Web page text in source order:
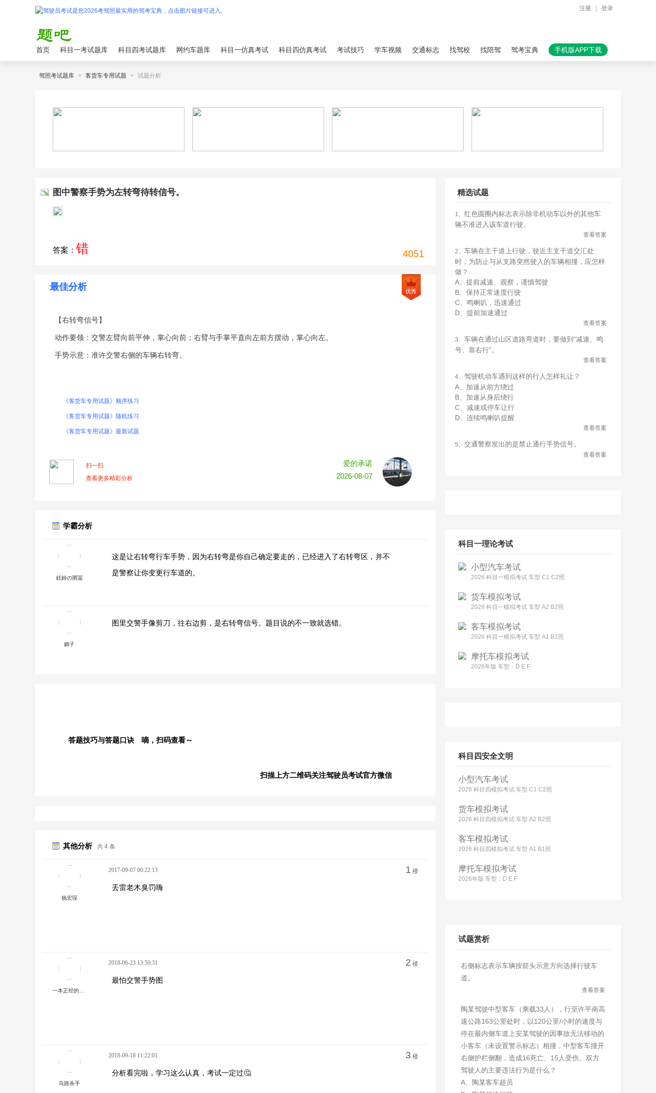
注册 登录
首页 科目一考试题库 科目四考试题库 网约车题库 科目一仿真考试 科目四仿真考试 考试技巧 学车视频 交通标志 找驾校 找陪驾 驾考宝典 手机版APP下载
驾照考试题库 > 客货车专用试题 > 试题分析
图中警察手势为左转弯待转信号。
答案： 错 4051
最佳分析
【右转弯信号】
动作要领：交警左臂向前平伸，掌心向前；右臂与手掌平直向左前方摆动，掌心向左。
手势示意：准许交警右侧的车辆右转弯。
《客货车专用试题》顺序练习
《客货车专用试题》随机练习
《客货车专用试题》最新试题
扫一扫
查看更多精彩分析
爱的承诺
2026-08-07
学霸分析
銩鋽の圉冨
这是让右转弯行车手势，因为右转弯是你自己确定要走的，已经进入了右转弯区，并不
是警察让你变更行车道的。
媚子
图里交警手像剪刀，往右边剪，是右转弯信号。题目说的不一致就选错。
答题技巧与答题口诀 嘀，扫码查看～
扫描上方二维码关注驾驶员考试官方微信
其他分析 共 4 条
杨宏琛
2017-09-07 00:22:13 1 楼
丢雷老木臭罚嗨
2018-06-23 13:50:31 2 楼
最怕交警手势图
马路杀手
2018-09-18 11:22:01 3 楼
分析看完啦，学习这么认真，考试一定过🤔
精选试题
1、 红色圆圈内标志表示除非机动车以外的其他车
辆不准进入该车道行驶。
查看答案
2、 车辆在主干道上行驶，驶近主支干道交汇处
时，为防止与从支路突然驶入的车辆相撞，应怎样
做？
A、提前减速、观察，谨慎驾驶
B、保持正常速度行驶
C、鸣喇叭，迅速通过
D、提前加速通过
查看答案
3、 车辆在通过山区道路弯道时，要做到“减速、鸣
号、靠右行”。
查看答案
4、 驾驶机动车遇到这样的行人怎样礼让？
A、加速从前方绕过
B、加速从身后绕行
C、减速或停车让行
D、连续鸣喇叭提醒
查看答案
5、 交通警察发出的是禁止通行手势信号。
查看答案
科目一理论考试
小型汽车考试
2026 科目一模拟考试 车型 C1 C2照
货车模拟考试
2026 科目一模拟考试 车型 A2 B2照
客车模拟考试
2026 科目一模拟考试 车型 A1 B1照
摩托车模拟考试
2026年版 车型：D E F
科目四安全文明
小型汽车考试
2026 科目四模拟考试 车型 C1 C2照
货车模拟考试
2026 科目四模拟考试 车型 A2 B2照
客车模拟考试
2026 科目四模拟考试 车型 A1 B1照
摩托车模拟考试
2026年版 车型：D E F
试题赏析
右侧标志表示车辆按箭头示意方向选择行驶车
道。
查看答案
陶某驾驶中型客车（乘载33人），行至许平南高
速公路163公里处时，以120公里/小时的速度与
停在最内侧车道上安某驾驶的因事故无法移动的
小客车（未设置警示标志）相撞，中型客车撞开
右侧护栏侧翻，造成16死亡、15人受伤。双方
驾驶人的主要违法行为是什么？
A、陶某客车超员